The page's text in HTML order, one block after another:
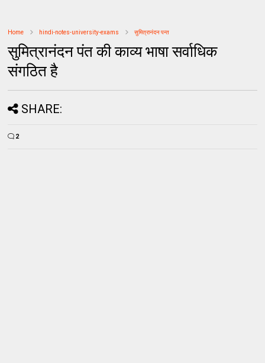
Home hindi-notes-university-exams सुमित्रानंदन पन्त
सुमित्रानंदन पंत की काव्य भाषा सर्वाधिक
संगठित है
SHARE:
2